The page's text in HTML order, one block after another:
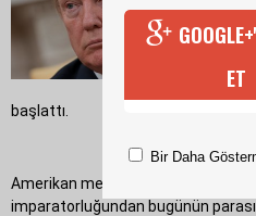
Başkanı
ailesinin
ortaya
başlattı.
Amerikan medyasında yer alan
imparatorluğundan bugünün
ET
Bir Daha